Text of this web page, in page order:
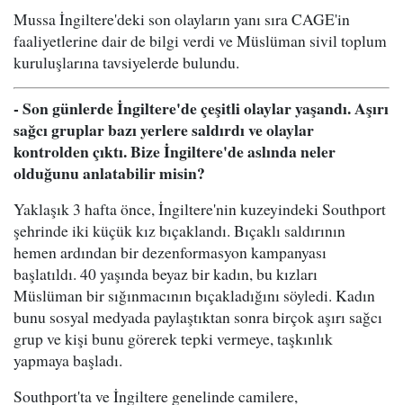
Mussa İngiltere'deki son olayların yanı sıra CAGE'in
faaliyetlerine dair de bilgi verdi ve Müslüman sivil toplum
kuruluşlarına tavsiyelerde bulundu.
- Son günlerde İngiltere'de çeşitli olaylar yaşandı. Aşırı
sağcı gruplar bazı yerlere saldırdı ve olaylar
kontrolden çıktı. Bize İngiltere'de aslında neler
olduğunu anlatabilir misin?
Yaklaşık 3 hafta önce, İngiltere'nin kuzeyindeki Southport
şehrinde iki küçük kız bıçaklandı. Bıçaklı saldırının
hemen ardından bir dezenformasyon kampanyası
başlatıldı. 40 yaşında beyaz bir kadın, bu kızları
Müslüman bir sığınmacının bıçakladığını söyledi. Kadın
bunu sosyal medyada paylaştıktan sonra birçok aşırı sağcı
grup ve kişi bunu görerek tepki vermeye, taşkınlık
yapmaya başladı.
Southport'ta ve İngiltere genelinde camilere,